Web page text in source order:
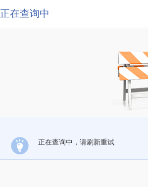
正在查询中
正在查询中，请刷新重试